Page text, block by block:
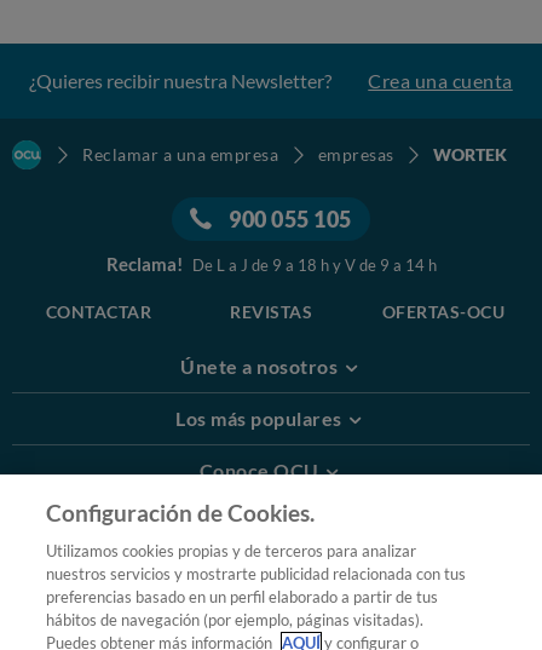
¿Quieres recibir nuestra Newsletter? Crea una cuenta
Reclamar a una empresa empresas WORTEK
900 055 105
Reclama! De L a J de 9 a 18 h y V de 9 a 14 h
CONTACTAR REVISTAS OFERTAS-OCU
Únete a nosotros
Los más populares
Conoce OCU
Más Información
© 2026 OCU
Condiciones generales de contratación de OCU
Política de privacidad
Configuración de Cookies.
Utilizamos cookies propias y de terceros para analizar
nuestros servicios y mostrarte publicidad relacionada con tus
preferencias basado en un perfil elaborado a partir de tus
hábitos de navegación (por ejemplo, páginas visitadas).
Puedes obtener más información AQUÍy configurar o